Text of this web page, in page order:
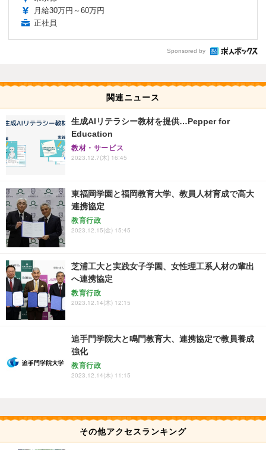
月給30万円～60万円
正社員
Sponsored by
関連ニュース
生成AIリテラシー教材を提供…Pepper for
Education
教材・サービス
2023.12.7(木) 16:45
東福岡学園と福岡教育大学、教員人材育成で高大
連携協定
教育行政
2023.12.15(金) 15:45
芝浦工大と実践女子学園、女性理工系人材の輩出
へ連携協定
教育行政
2023.12.14(木) 12:15
追手門学院大と鳴門教育大、連携協定で教員養成
強化
教育行政
2023.12.14(木) 11:15
その他アクセスランキング